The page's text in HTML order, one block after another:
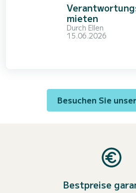
mieten
Durch Ellen
15.06.2026
Besuchen Sie
Bestpreise